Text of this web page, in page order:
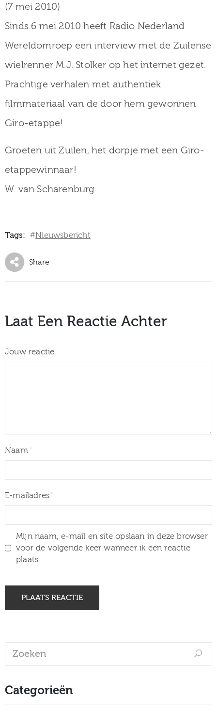
Verhalen
over
Zuilen
Collectie
(7 mei 2010)
Sinds 6 mei 2010 heeft Radio Nederland
Wereldomroep een interview met de Zuilense
wielrenner M.J. Stolker op het internet gezet.
Prachtige verhalen met authentiek
filmmateriaal van de door hem gewonnen
Giro-etappe!
Groeten uit Zuilen, het dorpje met een Giro-
etappewinnaar!
W. van Scharenburg
Tags: #Nieuwsbericht
Share
Laat Een Reactie Achter
Jouw reactie
Naam
E-mailadres
Mijn naam, e-mail en site opslaan in deze browser
voor de volgende keer wanneer ik een reactie
plaats.
Categorieën